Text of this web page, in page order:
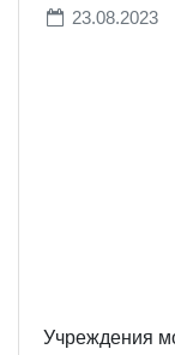
23.08.2023
Учреждения